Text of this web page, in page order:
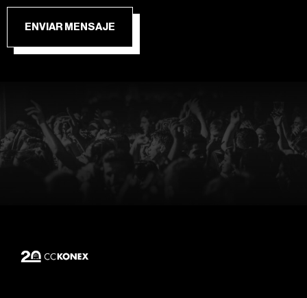
ENVIAR MENSAJE